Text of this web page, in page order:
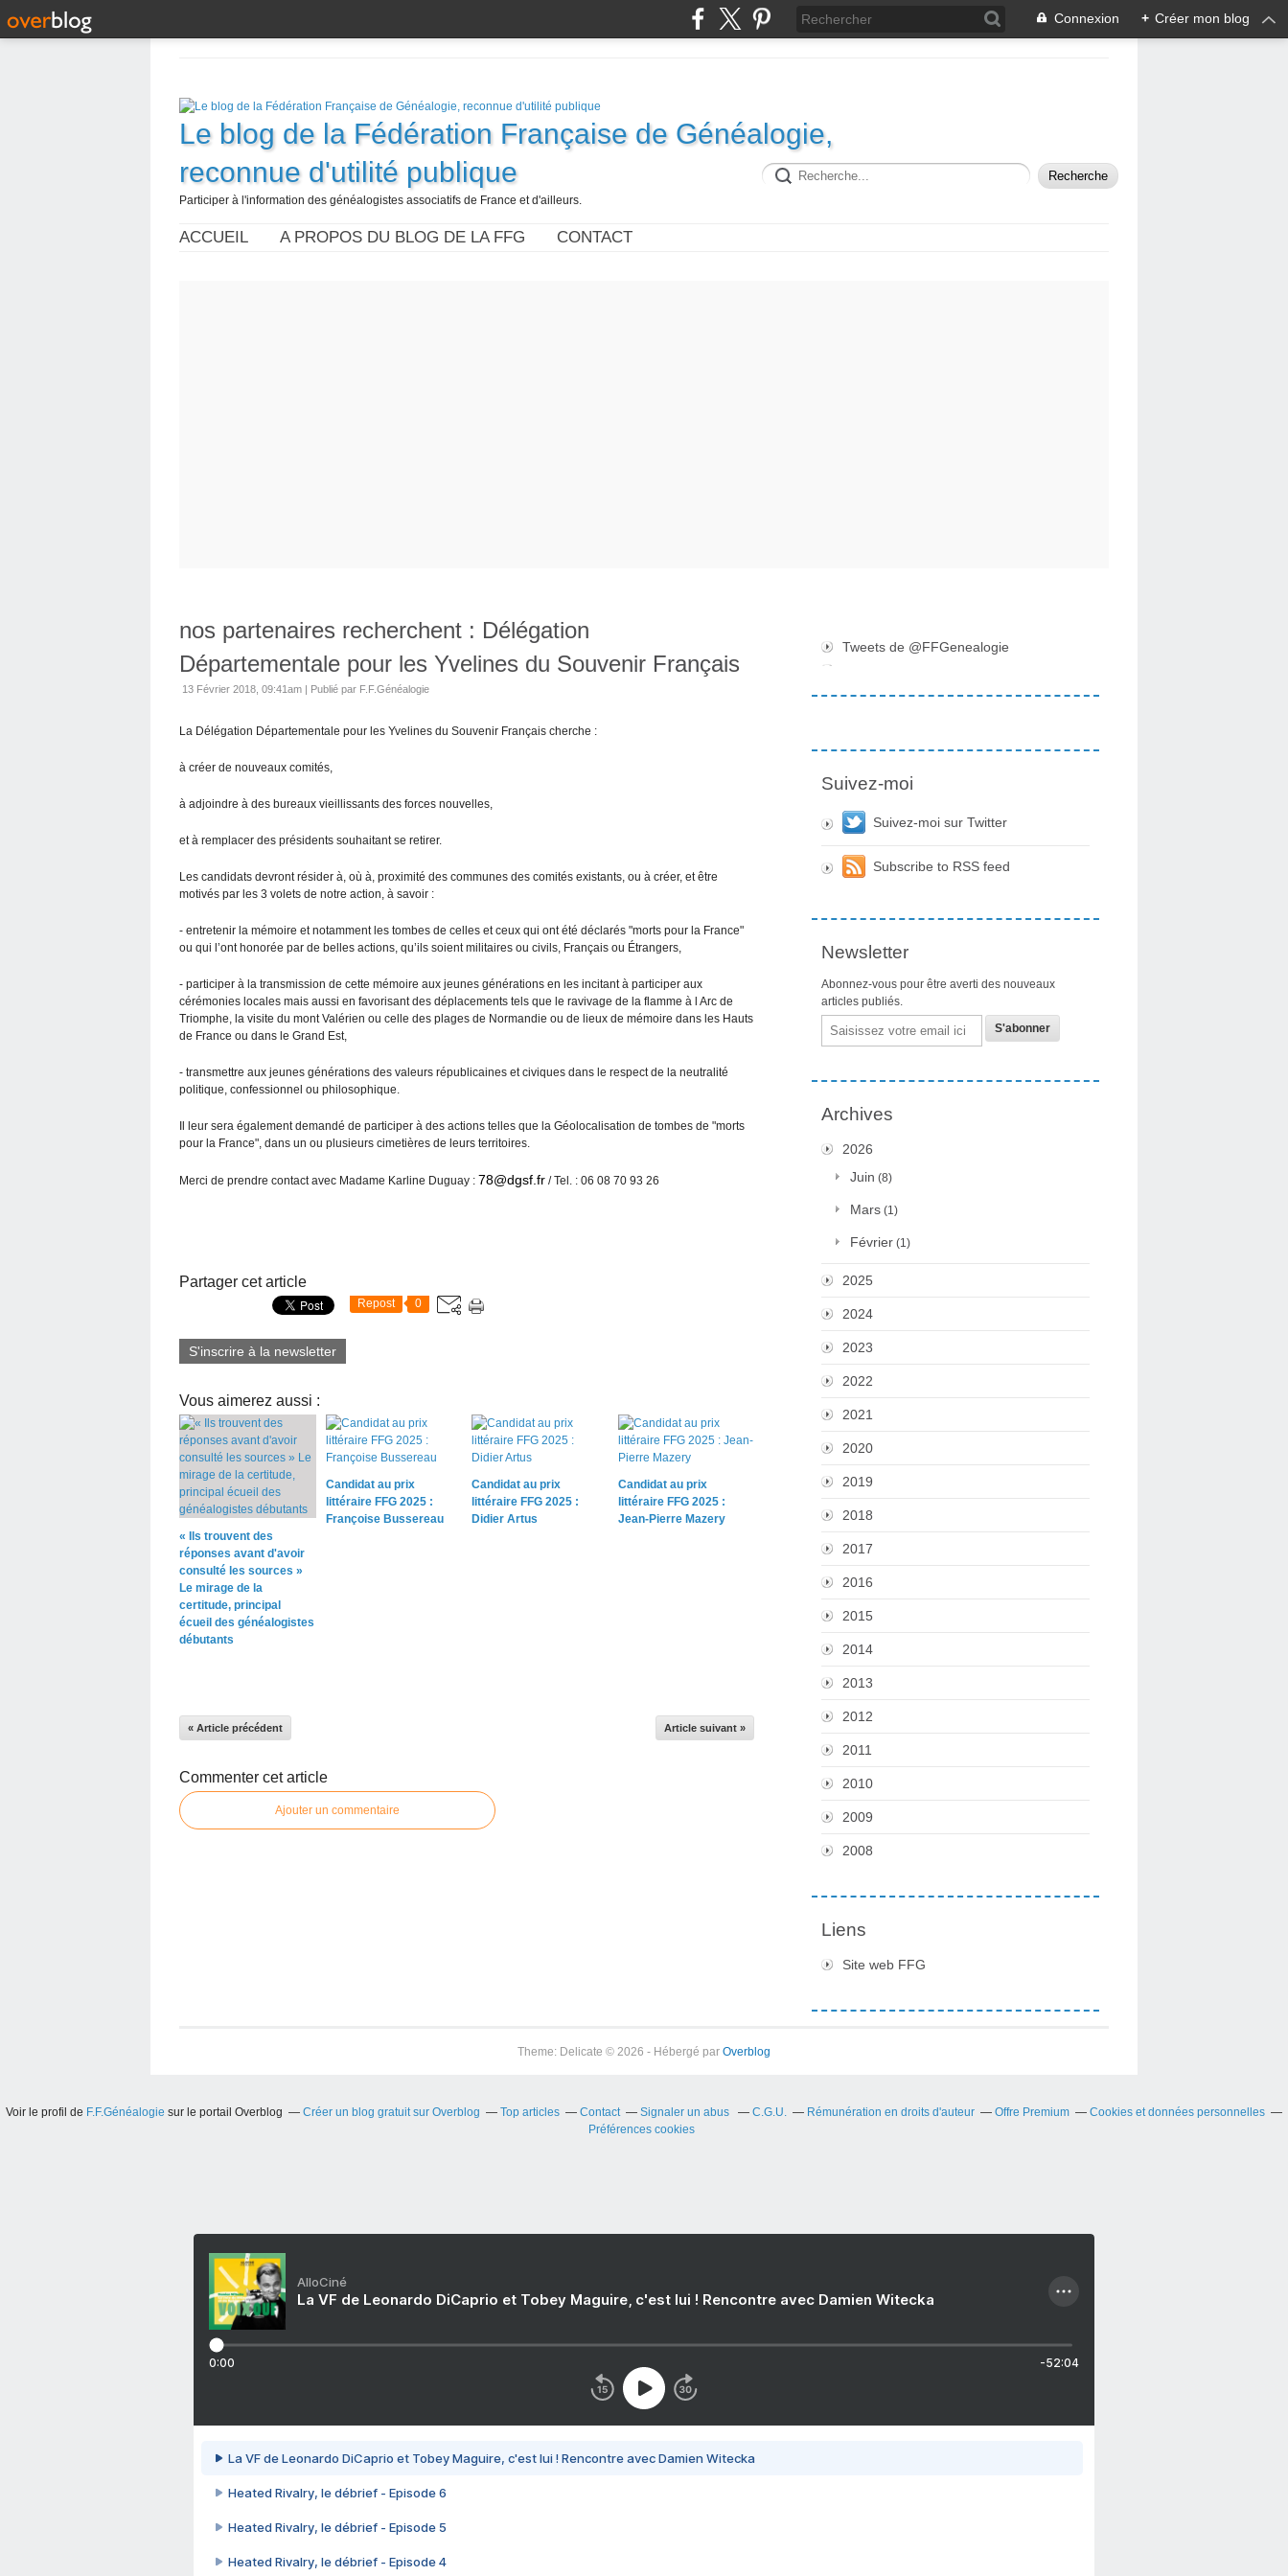
Connexion + Créer mon blog
Le blog de la Fédération Française de Généalogie,
reconnue d'utilité publique
Participer à l'information des généalogistes associatifs de France et d'ailleurs.
ACCUEIL A PROPOS DU BLOG DE LA FFG CONTACT
nos partenaires recherchent : Délégation
Départementale pour les Yvelines du Souvenir Français
13 Février 2018, 09:41am | Publié par F.F.Généalogie
La Délégation Départementale pour les Yvelines du Souvenir Français cherche :
à créer de nouveaux comités,
à adjoindre à des bureaux vieillissants des forces nouvelles,
et à remplacer des présidents souhaitant se retirer.
Les candidats devront résider à, où à, proximité des communes des comités existants, ou à créer, et être
motivés par les 3 volets de notre action, à savoir :
- entretenir la mémoire et notamment les tombes de celles et ceux qui ont été déclarés "morts pour la France"
ou qui l’ont honorée par de belles actions, qu’ils soient militaires ou civils, Français ou Étrangers,
- participer à la transmission de cette mémoire aux jeunes générations en les incitant à participer aux
cérémonies locales mais aussi en favorisant des déplacements tels que le ravivage de la flamme à l Arc de
Triomphe, la visite du mont Valérien ou celle des plages de Normandie ou de lieux de mémoire dans les Hauts
de France ou dans le Grand Est,
- transmettre aux jeunes générations des valeurs républicaines et civiques dans le respect de la neutralité
politique, confessionnel ou philosophique.
Il leur sera également demandé de participer à des actions telles que la Géolocalisation de tombes de "morts
pour la France", dans un ou plusieurs cimetières de leurs territoires.
Merci de prendre contact avec Madame Karline Duguay : 78@dgsf.fr / Tel. : 06 08 70 93 26
Partager cet article
Repost 0
S'inscrire à la newsletter
Vous aimerez aussi :
« Ils trouvent des
réponses avant d'avoir
consulté les sources »
Le mirage de la
certitude, principal
écueil des généalogistes
débutants
Candidat au prix
littéraire FFG 2025 :
Françoise Bussereau
Candidat au prix
littéraire FFG 2025 :
Didier Artus
Candidat au prix
littéraire FFG 2025 :
Jean-Pierre Mazery
« Article précédent Article suivant »
Commenter cet article
Ajouter un commentaire
Tweets de @FFGenealogie
Suivez-moi
Suivez-moi sur Twitter
Subscribe to RSS feed
Newsletter
Abonnez-vous pour être averti des nouveaux
articles publiés.
Email
Archives
2026
Juin (8)
Mars (1)
Février (1)
2025
2024
2023
2022
2021
2020
2019
2018
2017
2016
2015
2014
2013
2012
2011
2010
2009
2008
Liens
Site web FFG
Theme: Delicate © 2026 - Hébergé par Overblog
Voir le profil de F.F.Généalogie sur le portail Overblog Créer un blog gratuit sur Overblog Top articles Contact Signaler un abus C.G.U. Rémunération en droits d'auteur Offre Premium
Cookies et données personnelles
Préférences cookies
AlloCiné
La VF de Leonardo DiCaprio et Tobey Maguire, c'est lui ! Rencontre avec Damien Witecka
0:00 -52:04
La VF de Leonardo DiCaprio et Tobey Maguire, c'est lui ! Rencontre avec Damien Witecka
Heated Rivalry, le débrief - Episode 6
Heated Rivalry, le débrief - Episode 5
Heated Rivalry, le débrief - Episode 4